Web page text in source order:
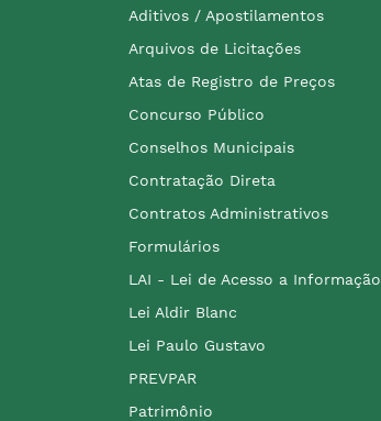
Aditivos / Apostilamentos
Arquivos de Licitações
Atas de Registro de Preços
Concurso Público
Conselhos Municipais
Contratação Direta
Contratos Administrativos
Formulários
LAI - Lei de Acesso a Informação
Lei Aldir Blanc
Lei Paulo Gustavo
PREVPAR
Patrimônio